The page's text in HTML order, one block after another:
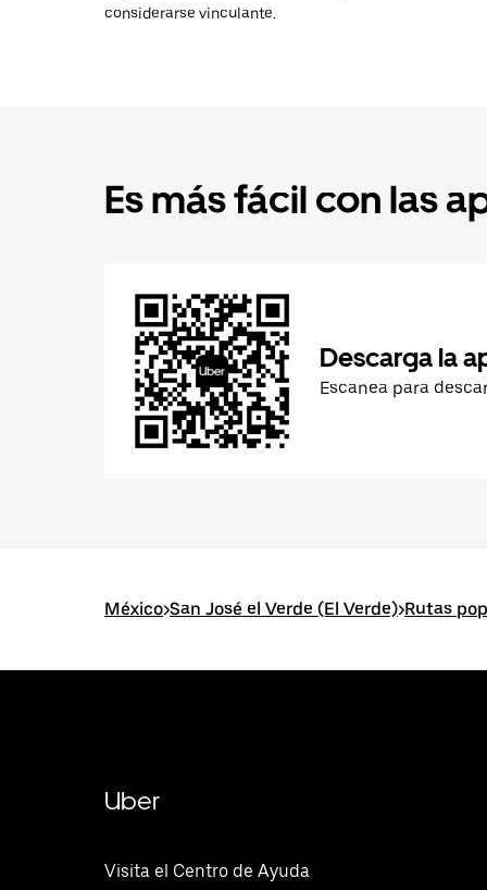
considerarse vinculante.
Es más fácil con las
Descarga la
Escanea para
México>San José el Verde (El Verde)>Rutas
Uber
Visita el Centro de Ayuda